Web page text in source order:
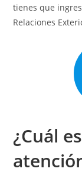
tienes que
Relaciones
¿Cuál